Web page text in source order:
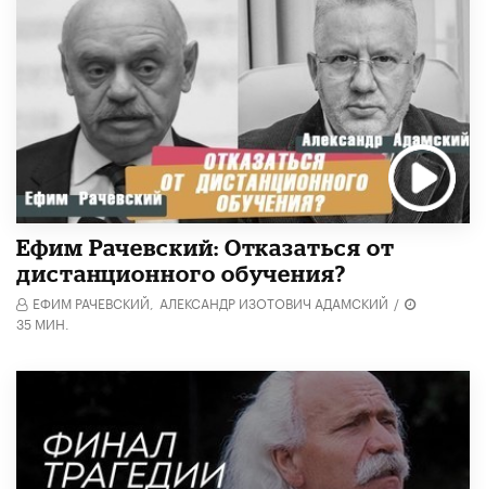
Ефим Рачевский: Отказаться от
дистанционного обучения?
ЕФИМ РАЧЕВСКИЙ, АЛЕКСАНДР ИЗОТОВИЧ АДАМСКИЙ /
35 МИН.